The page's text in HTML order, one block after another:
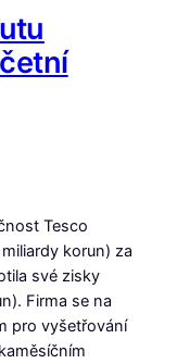
Tesco
korun) za
své zisky
Firma se na
pro vyšetřování